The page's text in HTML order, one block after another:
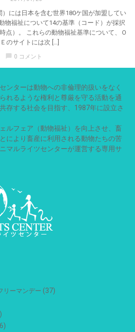
）には日本を含む世界180ケ国が加盟してい
物福祉について14の基準（コード）が採択
点）。 これらの動物福祉基準について、Ｏ
Ｅのサイトには次 […]
chat_bubble 0 コメント
ンターは動物への非倫理的扱いをなく
れるような権利と尊厳を守る活動を通
存する社会を目指す、1987年に設立さ
ルフェア（動物福祉）を向上させ、畜
により畜産に利用される動物たちの苦
マルライツセンターが運営する専用サ
リーマンデー (37)